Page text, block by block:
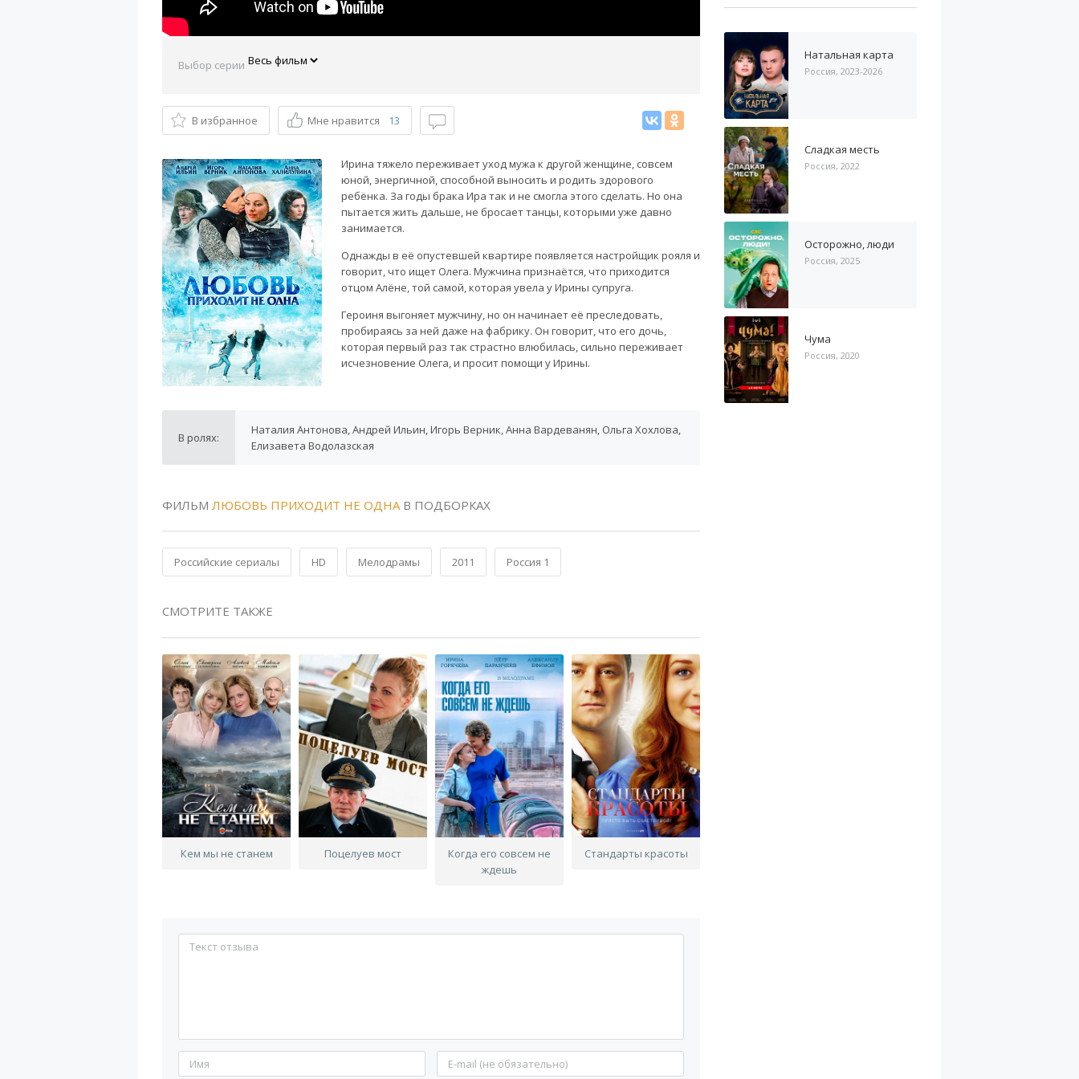
Выбор серии
В избранное Мне нравится 13
Ирина тяжело переживает уход мужа к другой женщине, совсем
юной, энергичной, способной выносить и родить здорового
ребёнка. За годы брака Ира так и не смогла этого сделать. Но она
пытается жить дальше, не бросает танцы, которыми уже давно
занимается.
Однажды в её опустевшей квартире появляется настройщик рояля и
говорит, что ищет Олега. Мужчина признаётся, что приходится
отцом Алёне, той самой, которая увела у Ирины супруга.
Героиня выгоняет мужчину, но он начинает её преследовать,
пробираясь за ней даже на фабрику. Он говорит, что его дочь,
которая первый раз так страстно влюбилась, сильно переживает
исчезновение Олега, и просит помощи у Ирины.
В ролях:
Наталия Антонова, Андрей Ильин, Игорь Верник, Анна Вардеванян, Ольга Хохлова,
Елизавета Водолазская
ФИЛЬМ ЛЮБОВЬ ПРИХОДИТ НЕ ОДНАВ ПОДБОРКАХ
Российские сериалы HD Мелодрамы 2011 Россия 1
СМОТРИТЕ ТАКЖЕ
Кем мы не станем Поцелуев мост
Когда его совсем не
ждешь
Стандарты красоты
Натальная карта
Россия, 2023-2026
Сладкая месть
Россия, 2022
Осторожно, люди
Россия, 2025
Чума
Россия, 2020